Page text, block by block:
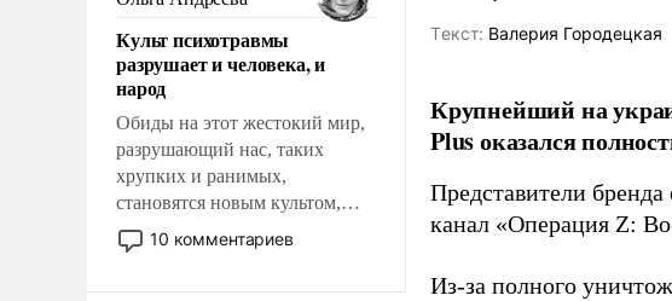
поднимет наши боевые
возможности.
Культ психотравмы
разрушает и человека, и
народ
Обиды на этот жестокий мир,
разрушающий нас, таких
хрупких и ранимых,
становятся новым культом,
постепенно вытесняя и
отменяя традиционное
10 комментариев
Tекст: Валерия Городецкая
Крупнейший на
Plus оказался
Представители
канал «Операция Z:
Из-за полного